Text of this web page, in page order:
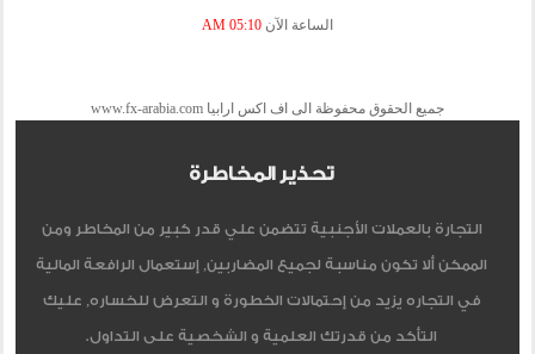
الساعة الآن 05:10 AM
جميع الحقوق محفوظة الى اف اكس ارابيا www.fx-arabia.com
تحذير المخاطرة
التجارة بالعملات الأجنبية تتضمن علي قدر كبير من المخاطر ومن
الممكن ألا تكون مناسبة لجميع المضاربين, إستعمال الرافعة المالية
في التجاره يزيد من إحتمالات الخطورة و التعرض للخساره, عليك
التأكد من قدرتك العلمية و الشخصية على التداول.